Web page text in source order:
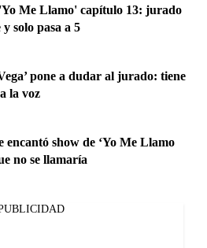
Me Llamo' capítulo 13: jurado
y solo pasa a 5
pone a dudar al jurado: tiene
la voz
encantó show de ‘Yo Me Llamo
no se llamaría